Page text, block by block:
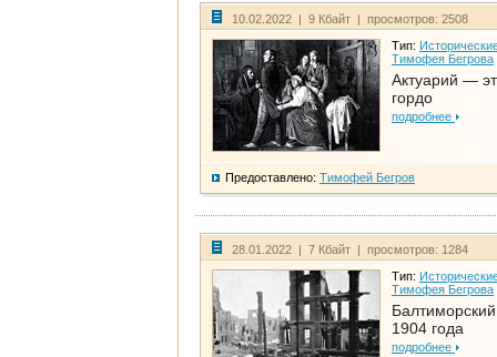
10.02.2022 | 9 Кбайт | просмотров: 2508
Тип:
Тимофея Бегрова
Актуарий —
гордо
подробнее
Предоставлено: Тимофей Бегров
28.01.2022 | 7 Кбайт | просмотров: 1284
Тип:
Тимофея Бегрова
1904 года
подробнее